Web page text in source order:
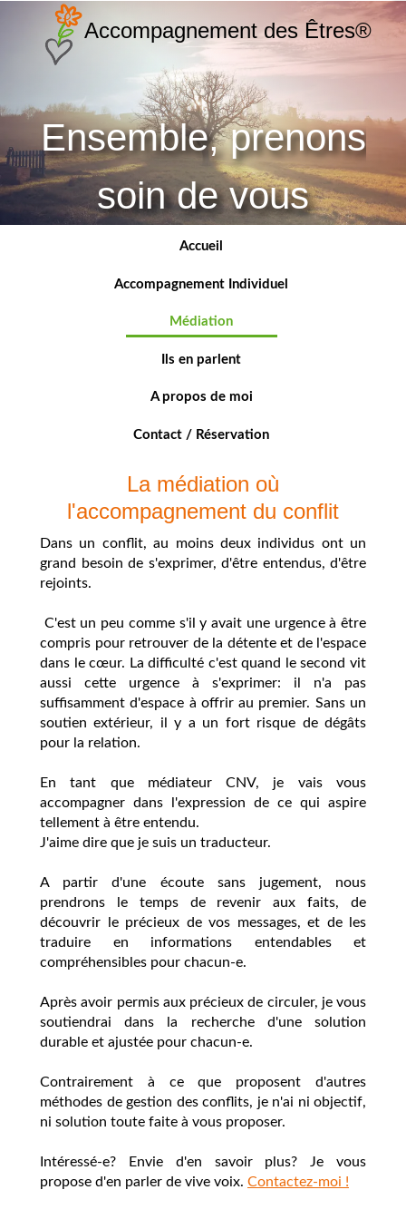
Ensemble,prenons
soin de vous
Accompagnement des Êtres®
Accueil
Accompagnement Individuel
Médiation
Ils en parlent
A propos de moi
Contact / Réservation
La médiation où
l'accompagnement du conflit
Dans un conflit, au moins deux individus ont un
grand besoin de s'exprimer, d'être entendus, d'être
rejoints.
C'est un peu comme s'ily avait une urgence à être
compris pour retrouver de la détente et de l'espace
dans le cœur. La difficulté c'est quand le second vit
aussi cette urgence à s'exprimer: il n'a pas
suffisamment d'espace à offrir au premier. Sans un
soutien extérieur, il y a un fort risque de dégâts
pour la relation.
En tant que médiateur CNV, je vais vous
accompagner dans l'expression de ce qui aspire
tellement à être entendu.
J'aime dire que je suis un traducteur.
A partir d'une écoute sans jugement, nous
prendrons le temps de revenir aux faits, de
découvrir le précieux de vos messages, et de les
traduire en informations entendables et
compréhensibles pour chacun-e.
Après avoir permis aux précieux de circuler, je vous
soutiendrai dans la recherche d'une solution
durable et ajustée pour chacun-e.
Contrairement à ce que proposent d'autres
méthodes de gestion des conflits, je n'ai ni objectif,
ni solution toute faite à vous proposer.
Intéressé-e? Envie d'en savoir plus? Je vous
propose d'en parler de vive voix. Contactez-moi !